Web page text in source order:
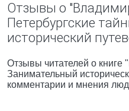
Отзывы о
Петербургские
исторический
Отзывы читателей о книге
Занимательный
комментарии и мнения